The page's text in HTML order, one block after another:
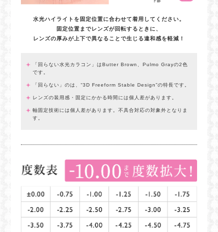
水光ハイライトを固定位置に合わせて着用してください。
固定位置までレンズが回転するときに、
レンズの厚みが上下で異なることで生じる違和感を軽減！
「回らない水光カラコン」はButter Brown、Pulmo Grayの2色
です。
「回らない」のは、“3D Freeform Stable Design”の特長です。
レンズの装用感・固定にかかる時間には個人差があります。
軸固定技術には個人差があります。不具合対応の対象外となりま
す。